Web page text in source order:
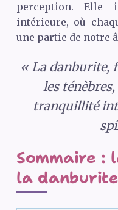
perception. Elle
intérieure, où
une partie de notre
« La danburite,
les
tranquillité
Sommaire :
la danburite